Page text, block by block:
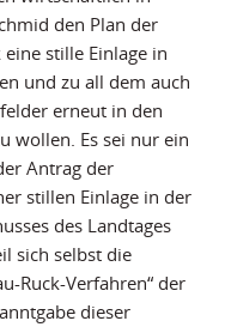
den Plan der
stille Einlage in
und zu all dem auch
erneut in den
wollen. Es sei nur ein
Antrag der
stillen Einlage in der
des Landtages
sich selbst die
Ruck-Verfahren“ der
dieser